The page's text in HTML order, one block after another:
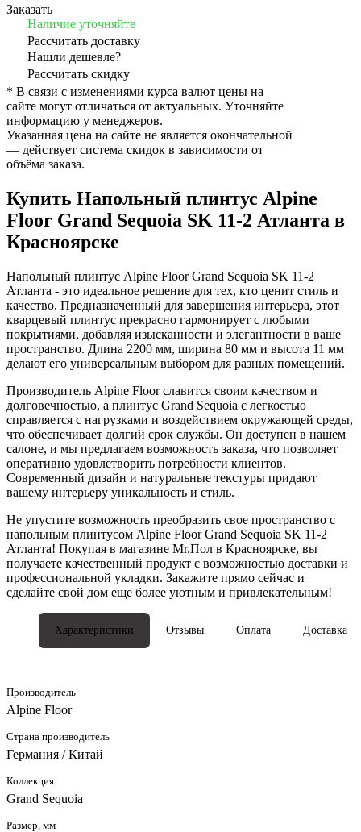
Заказать
Наличие уточняйте
Рассчитать доставку
Нашли дешевле?
Рассчитать скидку
* В связи с изменениями курса валют цены на
сайте могут отличаться от актуальных. Уточняйте
информацию у менеджеров.
Указанная цена на сайте не является окончательной
— действует система скидок в зависимости от
объёма заказа.
Купить Напольный плинтус Alpine
Floor Grand Sequoia SK 11-2 Атланта в
Красноярске
Напольный плинтус Alpine Floor Grand Sequoia SK 11-2
Атланта - это идеальное решение для тех, кто ценит стиль и
качество. Предназначенный для завершения интерьера, этот
кварцевый плинтус прекрасно гармонирует с любыми
покрытиями, добавляя изысканности и элегантности в ваше
пространство. Длина 2200 мм, ширина 80 мм и высота 11 мм
делают его универсальным выбором для разных помещений.
Производитель Alpine Floor славится своим качеством и
долговечностью, а плинтус Grand Sequoia с легкостью
справляется с нагрузками и воздействием окружающей среды,
что обеспечивает долгий срок службы. Он доступен в нашем
салоне, и мы предлагаем возможность заказа, что позволяет
оперативно удовлетворить потребности клиентов.
Современный дизайн и натуральные текстуры придают
вашему интерьеру уникальность и стиль.
Не упустите возможность преобразить свое пространство с
напольным плинтусом Alpine Floor Grand Sequoia SK 11-2
Атланта! Покупая в магазине Mr.Пол в Красноярске, вы
получаете качественный продукт с возможностью доставки и
профессиональной укладки. Закажите прямо сейчас и
сделайте свой дом еще более уютным и привлекательным!
Характеристики Отзывы Оплата Доставка
Производитель
Alpine Floor
Страна производитель
Германия / Китай
Коллекция
Grand Sequoia
Размер, мм